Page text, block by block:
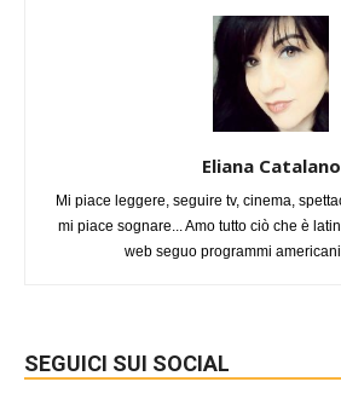
Eliana Catalano
Mi piace leggere, seguire tv, cinema,
mi piace sognare... Amo tutto ciò che è
web seguo programmi
SEGUICI SUI SOCIAL